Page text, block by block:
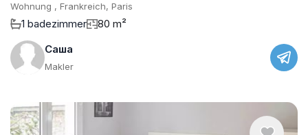
Wohnung , Frankreich, Paris
1 badezimmer
80 m²
Саша
Makler